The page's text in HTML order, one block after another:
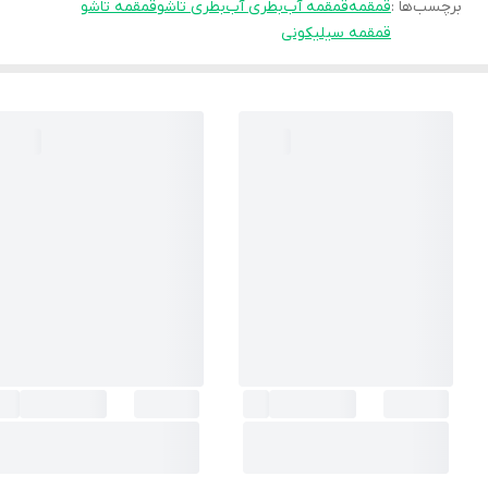
برچسب‌ها :قمقمهقمقمه آببطری آببطری تاشوقمقمه تاشو
قمقمه سیلیکونی